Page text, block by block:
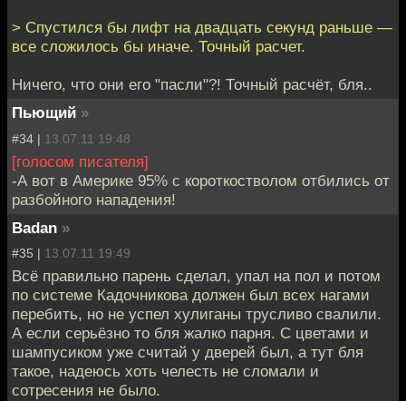
> Спустился бы лифт на двадцать секунд раньше —
все сложилось бы иначе. Точный расчет.
Ничего, что они его "пасли"?! Точный расчёт, бля..
Пьющий »
#34 | 13.07.11 19:48
[голосом писателя]
-А вот в Америке 95% с короткостволом отбились от
разбойного нападения!
Badan »
#35 | 13.07.11 19:49
Всё правильно парень сделал, упал на пол и потом
по системе Кадочникова должен был всех нагами
перебить, но не успел хулиганы трусливо свалили.
А если серьёзно то бля жалко парня. С цветами и
шампусиком уже считай у дверей был, а тут бля
такое, надеюсь хоть челесть не сломали и
сотресения не было.